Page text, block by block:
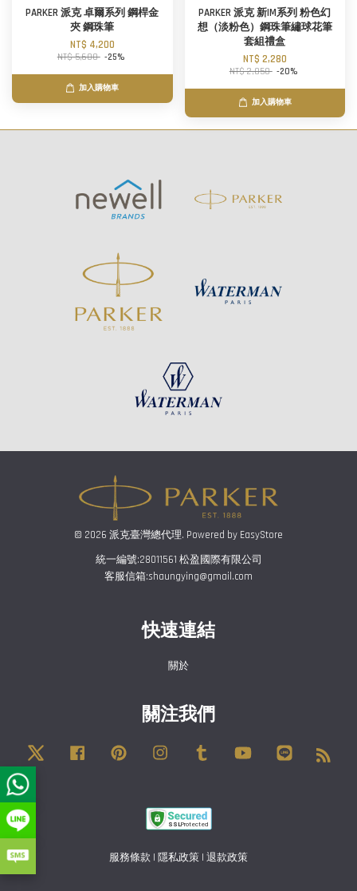
PARKER 派克 卓爾系列 鋼桿金
夾 鋼珠筆
NT$ 4,200
NT$ 5,600 -25%
加入購物車
PARKER 派克 新IM系列 粉色幻
想（淡粉色）鋼珠筆繡球花筆
套組禮盒
NT$ 2,280
NT$ 2,850 -20%
加入購物車
© 2026 派克臺灣總代理. Powered by EasyStore
統一編號:28011561 松盈國際有限公司
客服信箱:shaungying@gmail.com
快速連結
關於
關注我們
Twitter Facebook Pinterest Instagram Tumblr YouTube
服務條款 | 隱私政策 | 退款政策